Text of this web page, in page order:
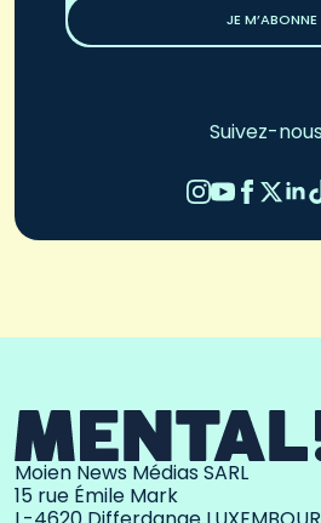
JE M’ABONNE
Suivez-
Moien News Médias SARL
15 rue Émile Mark